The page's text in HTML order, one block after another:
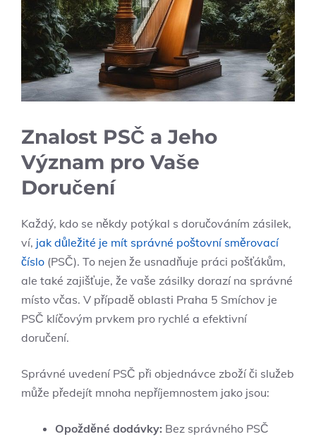
Znalost PSČ a Jeho
Význam pro Vaše
Doručení
Každý, kdo se někdy potýkal s doručováním zásilek,
ví, jak důležité je mít správné poštovní směrovací
číslo (PSČ). To nejen že usnadňuje práci pošťákům,
ale také zajišťuje, že vaše zásilky dorazí na správné
místo včas. V případě oblasti Praha 5 Smíchov je
PSČ klíčovým prvkem pro rychlé a efektivní
doručení.
Správné uvedení PSČ při objednávce zboží či služeb
může předejít mnoha nepříjemnostem jako jsou:
Opožděné dodávky: Bez správného PSČ